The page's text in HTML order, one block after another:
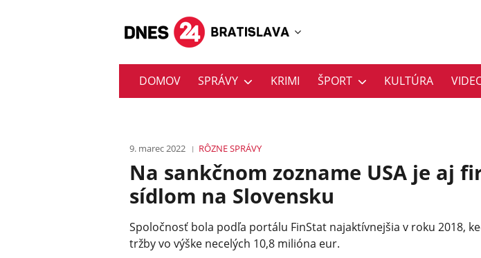
DOMOV SPRÁVY KRIMI ŠPORT KULTÚRA
9. marec 2022 RÔZNESPRÁVY
Na sankčnom zozname USA je aj
sídlom na Slovensku
Spoločnosť bola podľa portálu FinStat najaktívnejšia v roku 2018,
tržby vo výške necelých 10,8 milióna eur.